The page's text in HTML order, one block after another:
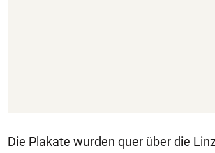
Die Plakate wurden quer über die